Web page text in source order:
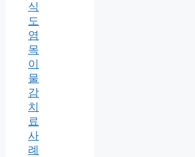
식
도
염
목
이
물
감
치
료
사
례